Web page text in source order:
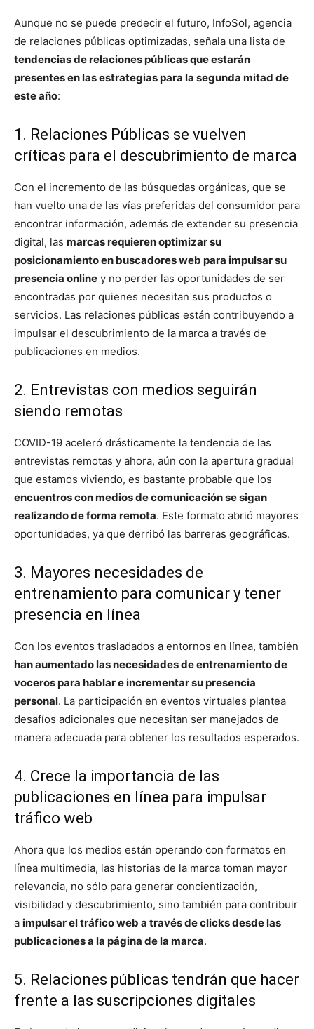
Aunque no se puede predecir el futuro, InfoSol, agencia
de relaciones públicas optimizadas, señala una lista de
tendencias de relaciones públicas que estarán
presentes en las estrategias para la segunda mitad de
este año:
1. Relaciones Públicas se vuelven
críticas para el descubrimiento de marca
Con el incremento de las búsquedas orgánicas, que se
han vuelto una de las vías preferidas del consumidor para
encontrar información, además de extender su presencia
digital, las marcas requieren optimizar su
posicionamiento en buscadores web para impulsar su
presencia online y no perder las oportunidades de ser
encontradas por quienes necesitan sus productos o
servicios. Las relaciones públicas están contribuyendo a
impulsar el descubrimiento de la marca a través de
publicaciones en medios.
2. Entrevistas con medios seguirán
siendo remotas
COVID-19 aceleró drásticamente la tendencia de las
entrevistas remotas y ahora, aún con la apertura gradual
que estamos viviendo, es bastante probable que los
encuentros con medios de comunicación se sigan
realizando de forma remota. Este formato abrió mayores
oportunidades, ya que derribó las barreras geográficas.
3. Mayores necesidades de
entrenamiento para comunicar y tener
presencia en línea
Con los eventos trasladados a entornos en línea, también
han aumentado las necesidades de entrenamiento de
voceros para hablar e incrementar su presencia
personal. La participación en eventos virtuales plantea
desafíos adicionales que necesitan ser manejados de
manera adecuada para obtener los resultados esperados.
4. Crece la importancia de las
publicaciones en línea para impulsar
tráfico web
Ahora que los medios están operando con formatos en
línea multimedia, las historias de la marca toman mayor
relevancia, no sólo para generar concientización,
visibilidad y descubrimiento, sino también para contribuir
a impulsar el tráfico web a través de clicks desde las
publicaciones a la página de la marca.
5. Relaciones públicas tendrán que hacer
frente a las suscripciones digitales